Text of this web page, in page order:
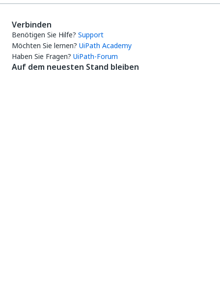
Verbinden
Benötigen Sie Hilfe? Support
Möchten Sie lernen? UiPath Academy
Haben Sie Fragen? UiPath-Forum
Auf dem neuesten Stand bleiben